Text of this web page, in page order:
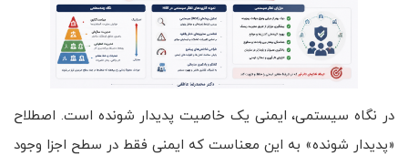
در نگاه سیستمی، ایمنی یک خاصیت پدیدار شونده است. اصطلاح
«پدیدار شونده» به این معناست که ایمنی فقط در سطح اجزا وجود